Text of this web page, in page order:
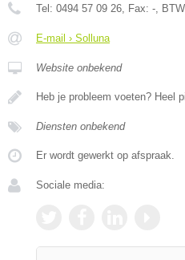
Tel: 0494 57 09 26, Fax: -,
E-mail › Solluna
Website onbekend
Heb je probleem voeten? Heel
Diensten onbekend
Er wordt gewerkt op afspraak.
Sociale media: